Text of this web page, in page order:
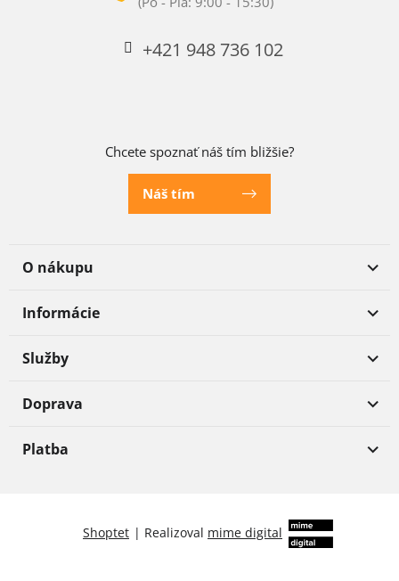
+421 948 736 102
Chcete spoznať náš tím bližšie?
Náš tím
O nákupu
Informácie
Služby
Doprava
Platba
Shoptet | Realizoval mime digital